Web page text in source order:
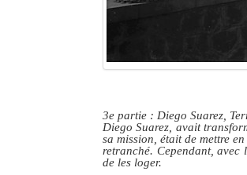
Diego Suarez Pratique
Les Petites Annonces
La Tribune de Diego en PDF
3e partie : Diego Suarez,
Diego Suarez, avait
sa mission, était de mettre
retranché. Cependant,
de les loger.